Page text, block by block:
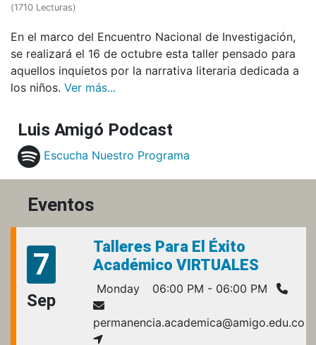
(1710 Lecturas)
En el marco del Encuentro Nacional de Investigación,
se realizará el 16 de octubre esta taller pensado para
aquellos inquietos por la narrativa literaria dedicada a
los niños. Ver más...
Luis Amigó Podcast
Escucha Nuestro Programa
Eventos
7
Sep
Talleres Para El Éxito
Académico VIRTUALES
Monday 06:00 PM - 06:00 PM
permanencia.academica@amigo.edu.co